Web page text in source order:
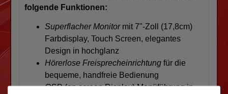
folgende Funktionen:
Superflacher Monitor mit 7"-Zoll (17,8cm)
Farbdisplay, Touch Screen, elegantes
Design in hochglanz
Hörerlose Freisprecheinrichtung für die
bequeme, handfreie Bedienung
OSD(on screen Display) Menüführung in